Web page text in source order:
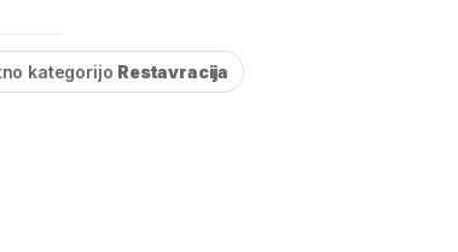
kategorijo Restavracija